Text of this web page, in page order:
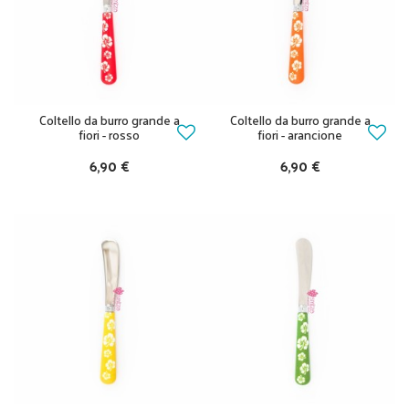
Coltello da burro grande a
fiori - rosso
6,90 €
Coltello da burro grande a
fiori - arancione
6,90 €